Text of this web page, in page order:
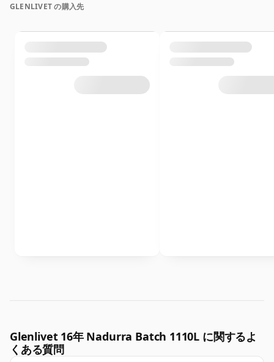
GLENLIVET の購入先
Glenlivet 16年 Nadurra Batch 1110L に関するよ
くある質問